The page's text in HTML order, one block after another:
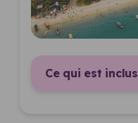
Ce qui est inclus